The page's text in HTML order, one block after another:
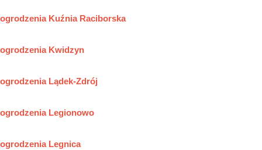
ogrodzenia Kuźnia Raciborska
ogrodzenia Kwidzyn
ogrodzenia Lądek-Zdrój
ogrodzenia Legionowo
ogrodzenia Legnica